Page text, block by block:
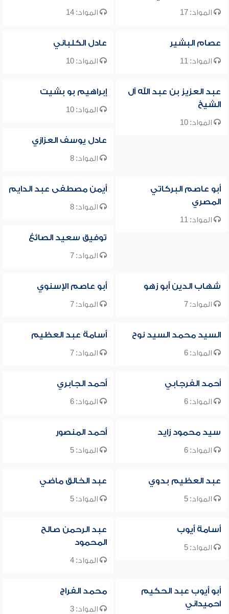
المواد: 17 المواد: 14
عصام البشير
المواد: 11
عادل الكلباني
المواد: 10
عبد العزيز بن عبد الله آل
الشيخ
المواد: 10
إبراهيم بو بشيت
المواد: 10
عادل يوسف العزازي
المواد: 8
أبو عاصم البركاتي
المصري
المواد: 11
أيمن مصطفى عبد الدايم
المواد: 8
توفيق سعيد الصائغ
المواد: 7
شهاب الدين أبو زهو
المواد: 7
أبو عاصم الإسنوي
المواد: 7
السيد محمد السيد نوح
المواد: 6
أسامة عبد العظيم
المواد: 7
أحمد الفرجابي
المواد: 6
أحمد الجابري
المواد: 6
سيد محمود زايد
المواد: 6
أحمد المنصور
المواد: 5
عبد العظيم بدوي
المواد: 5
عبد الخالق ماضي
المواد: 5
أسامة أيوب
المواد: 5
عبد الرحمن صالح
المحمود
المواد: 4
أبو أيوب عبد الحكيم
احميداني
محمد الفراج
المواد: 3